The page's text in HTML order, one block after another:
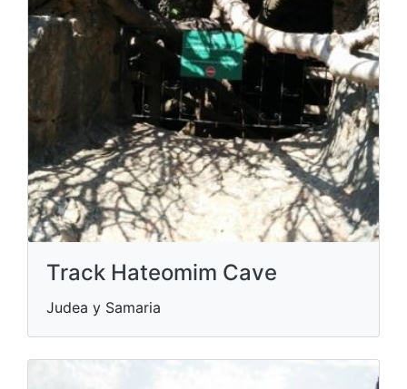
Track Hateomim Cave
Judea y Samaria